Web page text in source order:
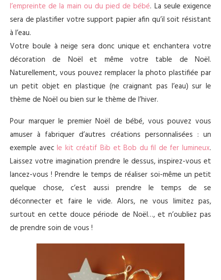
l’empreinte de la main ou du pied de bébé. La seule exigence
sera de plastifier votre support papier afin qu’il soit résistant
à l’eau.
Votre boule à neige sera donc unique et enchantera votre
décoration de Noël et même votre table de Noël.
Naturellement, vous pouvez remplacer la photo plastifiée par
un petit objet en plastique (ne craignant pas l’eau) sur le
thème de Noël ou bien sur le thème de l’hiver.
Pour marquer le premier Noël de bébé, vous pouvez vous
amuser à fabriquer d’autres créations personnalisées : un
exemple avecle kit créatif Bib et Bob du fil de fer lumineux.
Laissez votre imagination prendre le dessus, inspirez-vous et
lancez-vous ! Prendre le temps de réaliser soi-même un petit
quelque chose, c’est aussi prendre le temps de se
déconnecter et faire le vide. Alors, ne vous limitez pas,
surtout en cette douce période de Noël…, et n’oubliez pas
de prendre soin de vous !